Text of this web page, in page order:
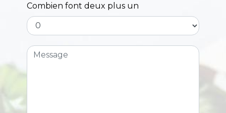
Combien font deux plus un